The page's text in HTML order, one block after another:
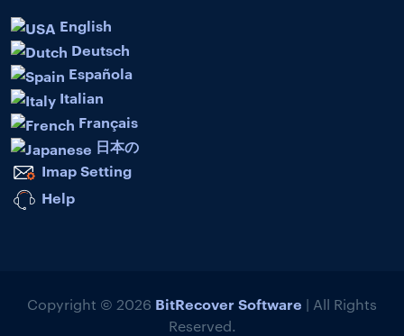
English
Deutsch
Española
Italian
Français
日本の
Imap Setting
Help
Copyright © 2026 BitRecover Software | All Rights
Reserved.